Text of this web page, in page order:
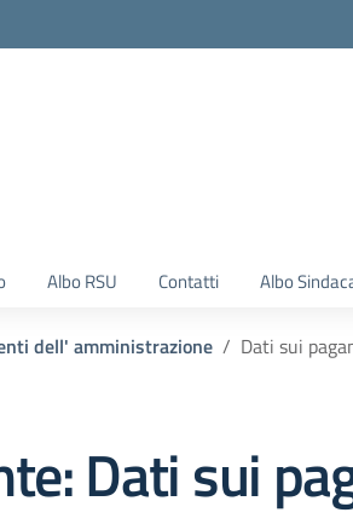
Albo RSU Contatti Albo
dell' amministrazione Dati sui
Dati sui